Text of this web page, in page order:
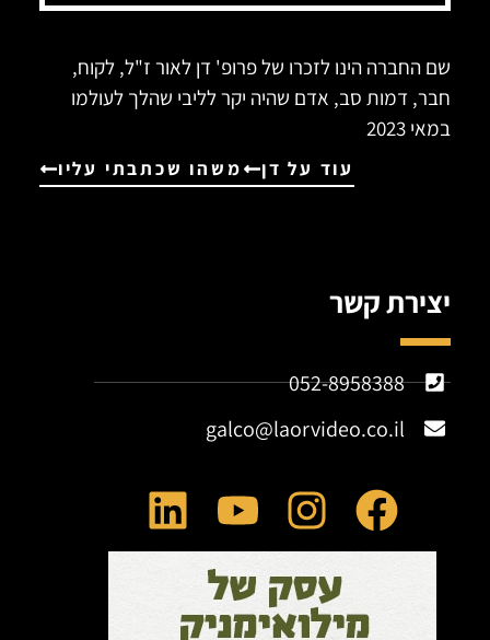
שם החברה הינו לזכרו של פרופ' דן לאור ז"ל, לקוח,
חבר, דמות סב, אדם שהיה יקר לליבי שהלך לעולמו
במאי 2023
משהו שכתבתי עליו עוד על דן
יצירת קשר
052-8958388
galco@laorvideo.co.il